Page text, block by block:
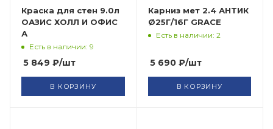
Краска для стен 9.0л
ОАЗИС ХОЛЛ И ОФИС
А
Есть в наличии: 9
5 849 ₽/шт
В КОРЗИНУ
Карниз мет 2.4 АНТИК
Ø25Г/16Г GRACE
Есть в наличии: 2
5 690₽/шт
В КОРЗИНУ